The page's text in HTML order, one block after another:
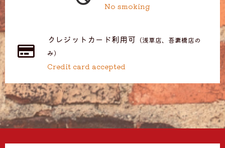
No smoking
クレジットカード利用可 （浅草店、吾妻橋店の
み）
Credit card accepted